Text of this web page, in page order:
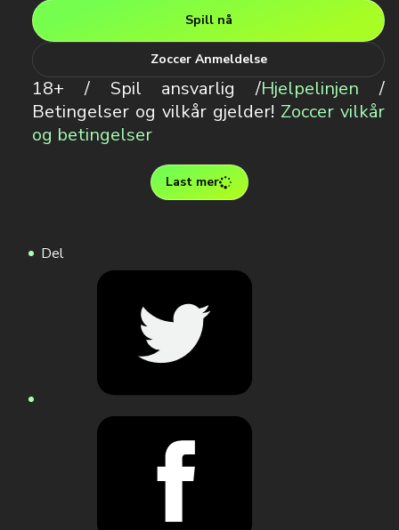
Spill nå
Zoccer Anmeldelse
18+ / Spil ansvarlig /Hjelpelinjen /
Betingelser og vilkår gjelder! Zoccer vilkår
og betingelser
Last mer
Del